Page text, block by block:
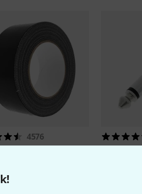
4576
Stage Tape 400BK the